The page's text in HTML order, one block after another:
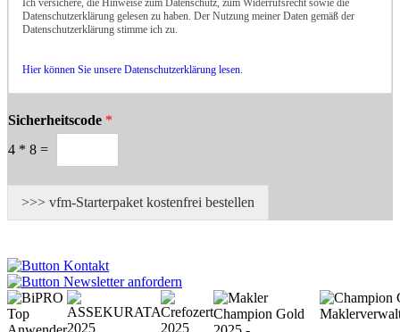
Ich versichere, die Hinweise zum Datenschutz, zum Widerrufsrecht sowie die
Datenschutzerklärung gelesen zu haben. Der Nutzung meiner Daten gemäß der
Datenschutzerklärung stimme ich zu.
Hier können Sie unsere Datenschutzerklärung lesen.
Sicherheitscode *
4 * 8 =
>>> vfm-Starterpaket kostenfrei bestellen